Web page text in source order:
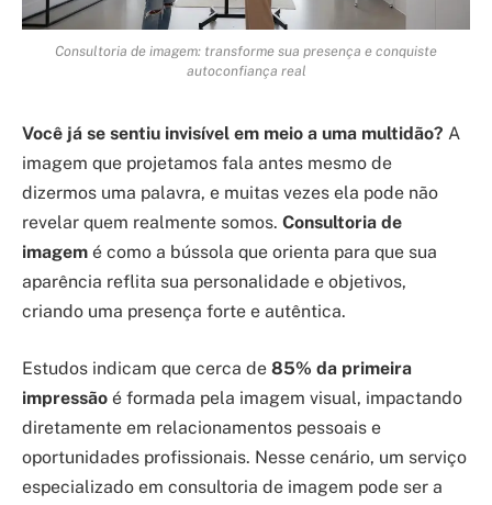
Consultoria de imagem: transforme sua presença e conquiste
autoconfiança real
Você já se sentiu invisível em meio a uma multidão? A
imagem que projetamos fala antes mesmo de
dizermos uma palavra, e muitas vezes ela pode não
revelar quem realmente somos. Consultoria de
imagem é como a bússola que orienta para que sua
aparência reflita sua personalidade e objetivos,
criando uma presença forte e autêntica.
Estudos indicam que cerca de 85% da primeira
impressão é formada pela imagem visual, impactando
diretamente em relacionamentos pessoais e
oportunidades profissionais. Nesse cenário, um serviço
especializado em consultoria de imagem pode ser a